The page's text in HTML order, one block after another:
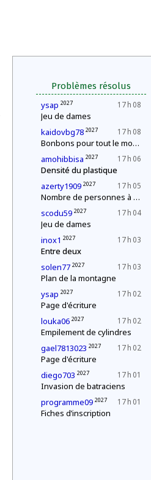
Problèmes résolus
17 h 08
ysap 2027
Jeu de dames
17 h 08
kaidovbg78 2027
Bonbons pour tout le monde !
17 h 06
amohibbisa 2027
Densité du plastique
17 h 05
azerty1909 2027
Nombre de personnes à la fête
17 h 04
scodu59 2027
Jeu de dames
17 h 03
inox1 2027
Entre deux
17 h 03
solen77 2027
Plan de la montagne
17 h 02
ysap 2027
Page d'écriture
17 h 02
louka06 2027
Empilement de cylindres
17 h 02
gael7813023 2027
Page d'écriture
17 h 01
diego703 2027
Invasion de batraciens
17 h 01
programme09 2027
Fiches d’inscription